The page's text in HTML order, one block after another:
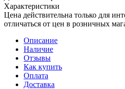
Характеристики
Цена действительна только для
отличаться от цен в розничных
Описание
Наличие
Отзывы
Как купить
Оплата
Доставка